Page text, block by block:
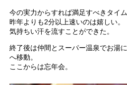
今の実力からすれば満足すべきタイム
昨年よりも2分以上速いのは嬉しい。
気持ちい汗を流すことができた。
終了後は仲間とスーパー温泉でお湯
へ移動。
ここからは忘年会。